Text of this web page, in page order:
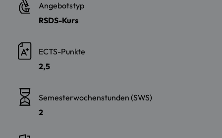
Angebotstyp
RSDS-Kurs
ECTS-Punkte
2,5
Semesterwochenstunden (SWS)
2